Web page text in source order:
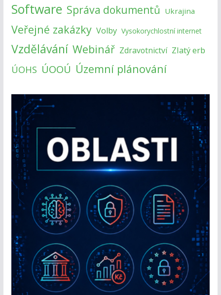
Software Správa dokumentů Ukrajina
Veřejné zakázky Volby Vysokorychlostní internet
Vzdělávání Webinář Zdravotnictví Zlatý erb
ÚOHS ÚOOÚ Územní plánování